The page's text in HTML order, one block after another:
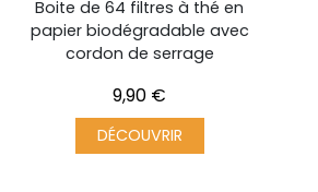
Boite de 64 filtres à thé en
papier biodégradable avec
cordon de serrage
Prix
9,90 €
DÉCOUVRIR